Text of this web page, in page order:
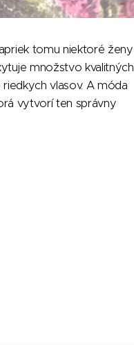
tomu niektoré ženy
množstvo kvalitných
vlasov. A móda
vytvorí ten správny